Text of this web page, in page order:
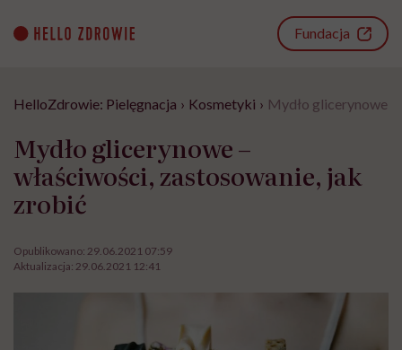
content
Fundacja
HelloZdrowie: Pielęgnacja › Kosmetyki › Mydło glicerynowe
Mydło glicerynowe –
właściwości, zastosowanie, jak
zrobić
Opublikowano: 29.06.2021 07:59
Aktualizacja: 29.06.2021 12:41